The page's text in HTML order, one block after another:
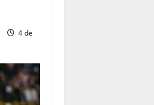
4 de